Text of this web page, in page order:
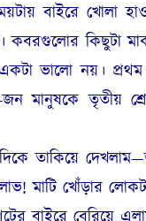
বাইরে খোলা
কবরগুলোর কিছুটা
ভালো নয়।
মানুষকে তৃতীয়
তাকিয়ে
মাটি খোঁড়ার